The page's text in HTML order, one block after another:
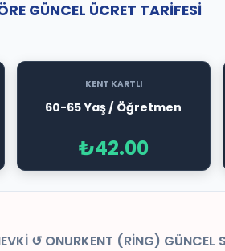
GÜNCEL ÜCRET TARİFESİ
KENT KARTLI
60-65 Yaş / Öğretmen
₺42.00
↺ ONURKENT (RİNG) GÜNCEL